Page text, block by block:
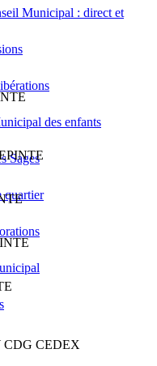
Municipal : direct et
des enfants
Sages
quartier
CDG CEDEX